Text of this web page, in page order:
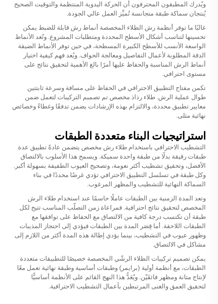
ويُدرك المطبقون المحترفون أن الحركة اليدوية المنتظمة والتوقيت الصحيح
يُنتجان سماكة طبقة متجانسة تُميِّز العمل عالي الجودة.
غالبًا ما توفر أنظمة رش الطلاء المخصصة أنماط رش قابلة للضبط يمكن
تحسينها لتناسب أشكال الأسطح المحددة ومتطلبات المشروع. وتُعد الأنماط
الواسعة الأنسب للأسطح الكبيرة المسطحة، في حين توفر الأنماط الضيقة
الدقة المطلوبة لأعمال التفاصيل ومعالجة الحواف. ويُعد فهم كيفية اختيار
أنماط الرش المناسبة والحفاظ عليها أمرًا بالغ الأهمية لتحقيق نتائج على
مستوى احترافي.
تكمن مفتاح التطبيق الاحترافي في الحفاظ على مسافة وسرعة ثابتتين
طوال عملية الرش. طلاء رذاذ مخصص تم تصميم التركيبات لتعمل ضمن
معايير تطبيق محددة، والالتزام بهذه الإرشادات يضمن تدفقًا وغطاءً وخصائص
نهائية مثلى.
استراتيجيات البناء متعددة الطبقات
التشطيب الاحترافي باستخدام طلاء رش مخصص يتضمن عادةً تطبيق عدة
طبقات رقيقة بدلًا من طبقة واحدة سميكة. ويسمح هذا الأسلوب بالالتصاق
الأفضل، وتحقيق تشطيب أكثر نعومة، وتصحيح العيوب الطفيفة بسهولة أكبر.
وكل طبقة في تسلسل التطبيق الاحترافي تؤدي غرضًا محددًا في بناء
السماكة النهائية للتشطيب والمظهر المرغوب.
وتعد المدة الزمنية بين الطبقات عاملًا حاسمًا عند استخدام طلاء الرش
المخصص لتحقيق نتائج احترافية. فمراعاة زمن التصلّب المناسب تتيح لكل
طبقة أن تكتسب درجة كافية من الالتصاق مع الحفاظ على توافقها مع
الطبقات اللاحقة. أما قِصَر المدة بين الطبقات فيؤدي إلى احتجاز المذيبات
وظهور عيوب في التشطيب، بينما يؤدي إطالة هذه المدة أكثر من اللازم إلى
مشاكل في الالتصاق.
يمكن تصميم تركيبات الطلاء الرشّي المخصصة خصيصًا للتطبيقات متعددة
الطبقات، مع أنظمة أولية (برايمر) وطبقات أساسية وطبقة نهائية تعمل معًا
لإنتاج متانة ومظهر فائقَيْن. ويُعَدُّ هذا النهج القائم على الأنظمة أساسيًّا
لتحقيق العمق والغنى المرتبطين بأعمال التشطيب الاحترافية.